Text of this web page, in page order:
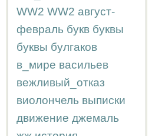
WW2 WW2 август-
февраль букв буквы
буквы булгаков
в_мире васильев
вежливый_отказ
виолончель выписки
движение джемаль